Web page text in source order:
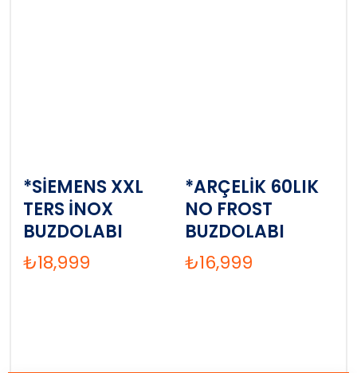
*SİEMENS XXL
TERS İNOX
BUZDOLABI
₺18,999
*ARÇELİK 60LIK
NO FROST
BUZDOLABI
₺16,999